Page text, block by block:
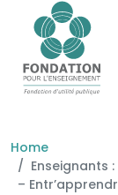
Home
Enseignants
–